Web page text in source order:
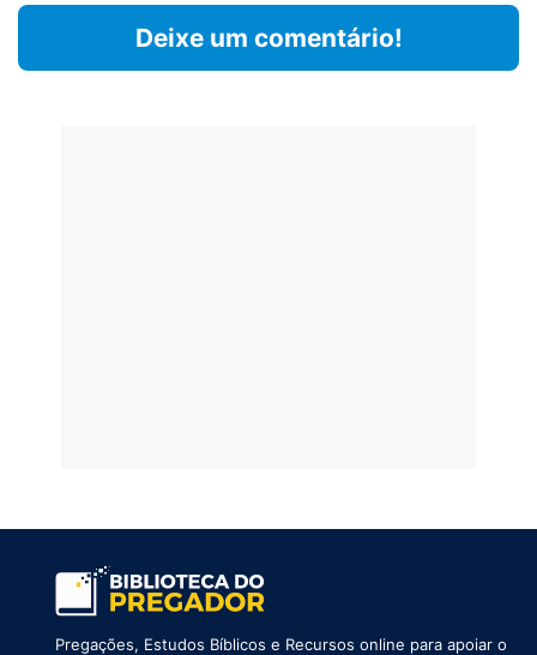
Deixe um comentário!
Pregações, Estudos Bíblicos e Recursos online para apoiar o